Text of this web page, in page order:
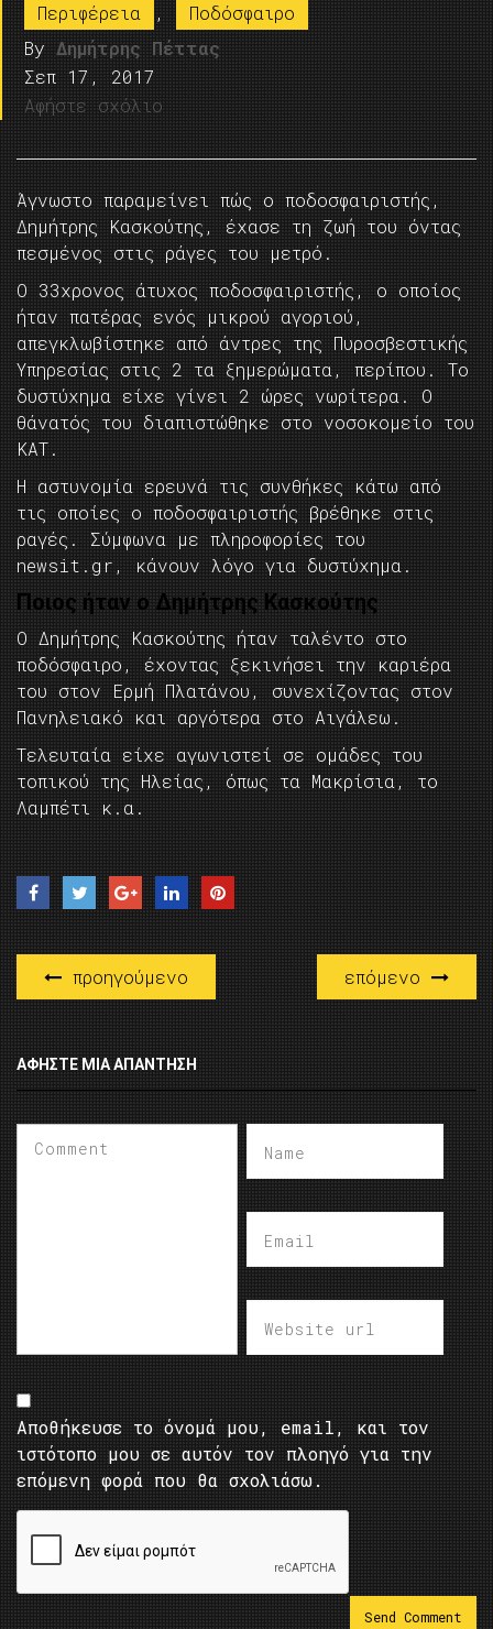
Περιφέρεια ,
Ποδόσφαιρο
By Δημήτρης Πέττας
Σεπ 17, 2017
Αφήστε σχόλιο
Άγνωστο παραμείνει πώς ο ποδοσφαιριστής,
Δημήτρης Κασκούτης, έχασε τη ζωή του όντας
πεσμένος στις ράγες του μετρό.
Ο 33χρονος άτυχος ποδοσφαιριστής, ο οποίος
ήταν πατέρας ενός μικρού αγοριού,
απεγκλωβίστηκε από άντρες της Πυροσβεστικής
Υπηρεσίας στις 2 τα ξημερώματα, περίπου. Το
δυστύχημα είχε γίνει 2 ώρες νωρίτερα. Ο
θάνατός του διαπιστώθηκε στο νοσοκομείο του
ΚΑΤ.
Η αστυνομία ερευνά τις συνθήκες κάτω από
τις οποίες ο ποδοσφαιριστής βρέθηκε στις
ραγές. Σύμφωνα με πληροφορίες του
newsit.gr, κάνουν λόγο για δυστύχημα.
Ποιος ήταν ο Δημήτρης Κασκούτης
Ο Δημήτρης Κασκούτης ήταν ταλέντο στο
ποδόσφαιρο, έχοντας ξεκινήσει την καριέρα
του στον Ερμή Πλατάνου, συνεχίζοντας στον
Πανηλειακό και αργότερα στο Αιγάλεω.
Τελευταία είχε αγωνιστεί σε ομάδες του
τοπικού της Ηλείας, όπως τα Μακρίσια, το
Λαμπέτι κ.α.
προηγούμενο επόμενο
ΑΦΉΣΤΕ ΜΙΑ ΑΠΆΝΤΗΣΗ
Αποθήκευσε το όνομά μου, email, και τον
ιστότοπο μου σε αυτόν τον πλοηγό για την
επόμενη φορά που θα σχολιάσω.